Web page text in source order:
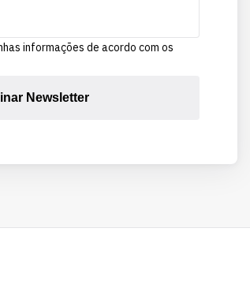
informações de acordo com os
Newsletter